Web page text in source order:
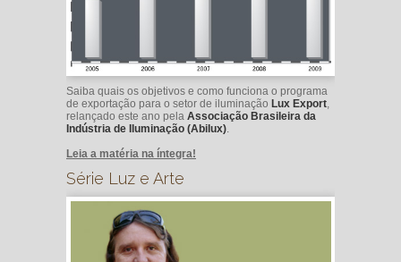
Saiba quais os objetivos e como funciona o programa
de exportação para o setor de iluminação Lux Export,
relançado este ano pela Associação Brasileira da
Indústria de Iluminação (Abilux).
Leia a matéria na íntegra!
Série Luz e Arte